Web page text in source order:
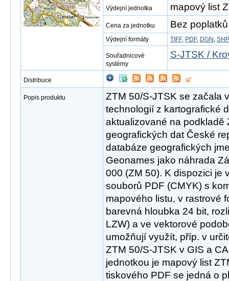
Výdejní jednotka mapový list
Cena za jednotku Bez poplatků
Výdejní formáty TIFF, PDF, DGN , SHP
Souřadnicové
systémy
S-JTSK /
Distribuce
Popis produktu
ZTM 50/S-JTSK se začala
technologií z kartografické
aktualizované na podkladě
geografických dat České
databáze geografických
Geonames jako náhrada
000 (ZM 50). K dispozici je
souborů PDF (CMYK) s
mapového listu, v rastrové
barevná hloubka 24 bit,
LZW) a ve vektorové
umožňují využít, příp. v
ZTM 50/S-JTSK v GIS a
jednotkou je mapový list
tiskového PDF se jedná o